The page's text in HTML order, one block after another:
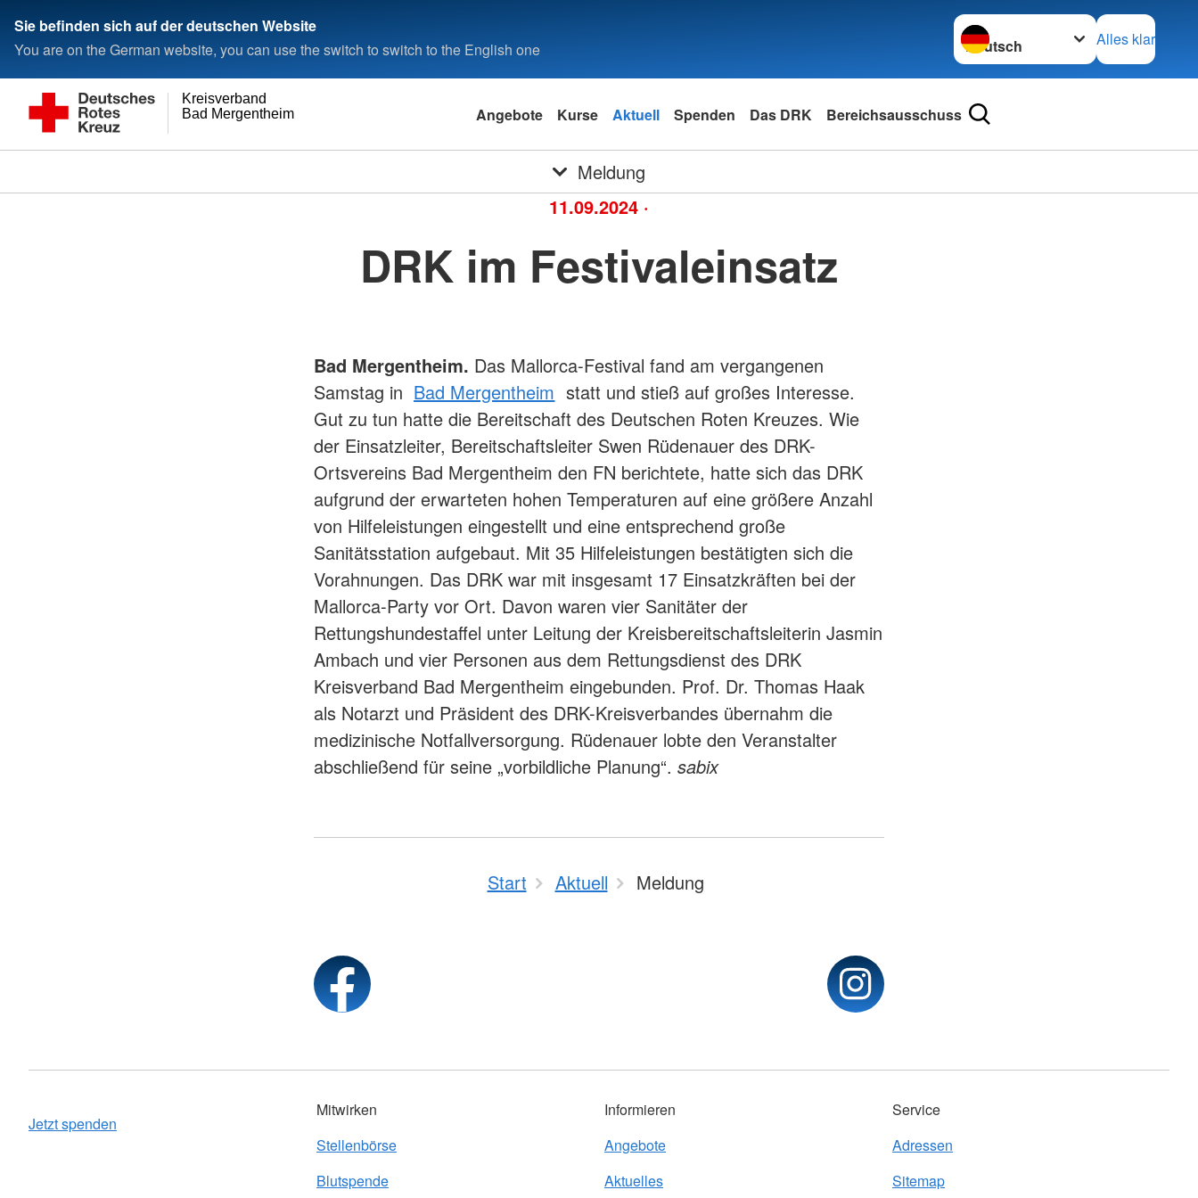
Sie befinden sich auf der deutschen Website
You are on the German website, you can use the switch to switch to the English one
Sprache wechseln zu
Alles klar
Bad Mergentheim e.V.
Kreisverband
Angebote Kurse Aktuell Spenden Das DRK Bereichsausschuss
Meldung
11.09.2024 ·
DRK im Festivaleinsatz
Bad Mergentheim. Das Mallorca-Festival fand am vergangenen
Samstag in Bad Mergentheim statt und stieß auf großes Interesse.
Gut zu tun hatte die Bereitschaft des Deutschen Roten Kreuzes. Wie
der Einsatzleiter, Bereitschaftsleiter Swen Rüdenauer des DRK-
Ortsvereins Bad Mergentheim den FN berichtete, hatte sich das DRK
aufgrund der erwarteten hohen Temperaturen auf eine größere Anzahl
von Hilfeleistungen eingestellt und eine entsprechend große
Sanitätsstation aufgebaut. Mit 35 Hilfeleistungen bestätigten sich die
Vorahnungen. Das DRK war mit insgesamt 17 Einsatzkräften bei der
Mallorca-Party vor Ort. Davon waren vier Sanitäter der
Rettungshundestaffel unter Leitung der Kreisbereitschaftsleiterin Jasmin
Ambach und vier Personen aus dem Rettungsdienst des DRK
Kreisverband Bad Mergentheim eingebunden. Prof. Dr. Thomas Haak
als Notarzt und Präsident des DRK-Kreisverbandes übernahm die
medizinische Notfallversorgung. Rüdenauer lobte den Veranstalter
abschließend für seine „vorbildliche Planung“. sabix
Start Aktuell Meldung
Jetzt spenden
Mitwirken
Stellenbörse
Blutspende
Informieren
Angebote
Aktuelles
Service
Adressen
Sitemap